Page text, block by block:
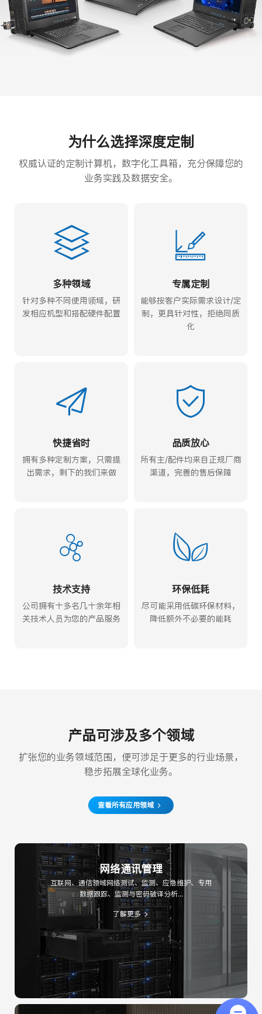
为什么选择深度定制
权威认证的定制计算机，数字化工具箱，充分保障您的
业务实践及数据安全。
多种领域
针对多种不同使用领域，研
发相应机型和搭配硬件配置
专属定制
能够按客户实际需求设计/定
制，更具针对性，拒绝同质
化
快捷省时
拥有多种定制方案，只需提
出需求，剩下的我们来做
品质放心
所有主/配件均来自正规厂商
渠道，完善的售后保障
技术支持
公司拥有十多名几十余年相
关技术人员为您的产品服务
环保低耗
尽可能采用低碳环保材料，
降低额外不必要的能耗
产品可涉及多个领域
扩张您的业务领域范围，便可涉足于更多的行业场景，
稳步拓展全球化业务。
查看所有应用领域
网络通讯管理
互联网、通信领域网络测试、监测、应急维护、专用
数据跟踪、监测与密码破译分析...
了解更多